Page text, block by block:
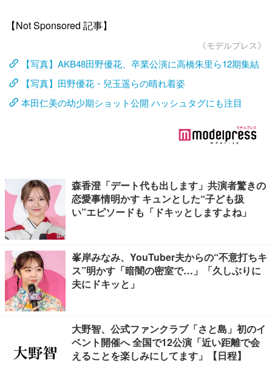
【Not Sponsored 記事】
《モデルプレス》
【写真】AKB48田野優花、卒業公演に高橋朱里ら12期集結
【写真】田野優花・兒玉遥らの晴れ着姿
本田仁美の幼少期ショット公開 ハッシュタグにも注目
森香澄「デート代も出します」共演者驚きの
恋愛事情明かす キュンとした“子ども扱
い”エピソードも「ドキッとしますよね」
峯岸みなみ、YouTuber夫からの“不意打ちキ
ス”明かす「暗闇の密室で…」「久しぶりに
夫にドキッと」
大野智、公式ファンクラブ「さと島」初のイ
ベント開催へ 全国で12公演「近い距離で会
えることを楽しみにしてます」【日程】